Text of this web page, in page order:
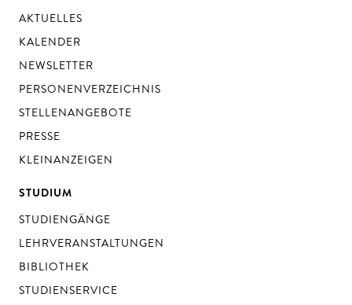
AKTUELLES
KALENDER
NEWSLETTER
PERSONENVERZEICHNIS
STELLENANGEBOTE
PRESSE
KLEINANZEIGEN
STUDIUM
STUDIENGÄNGE
LEHRVERANSTALTUNGEN
BIBLIOTHEK
STUDIENSERVICE